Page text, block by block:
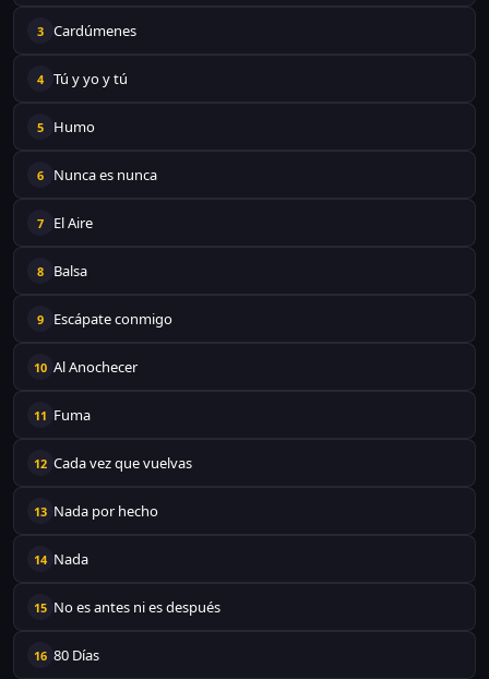
3 Cardúmenes
4 Tú y yo y tú
5 Humo
6 Nunca es nunca
7 El Aire
8 Balsa
9 Escápate conmigo
10 Al Anochecer
11 Fuma
12 Cada vez que vuelvas
13 Nada por hecho
14 Nada
15 No es antes ni es después
16 80 Días